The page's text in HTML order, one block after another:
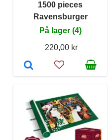
1500 pieces
Ravensburger
På lager (4)
220,00 kr